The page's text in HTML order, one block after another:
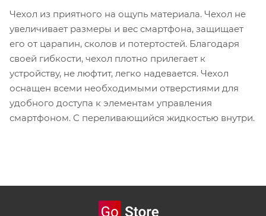
Чехол из приятного на ощупь материала. Чехол не
увеличивает размеры и вес смартфона, защищает
его от царапин, сколов и потертостей. Благодаря
своей гибкости, чехол плотно прилегает к
устройству, не люфтит, легко надевается. Чехол
оснащен всеми необходимыми отверстиями для
удобного доступа к элементам управления
смартфоном. С переливающийся жидкостью внутри.